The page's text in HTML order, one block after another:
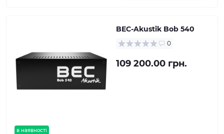
в наявності
BEC-Akustik Bob 540
0
109 200.00 грн.